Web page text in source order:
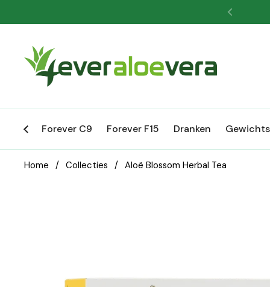
Vorige
Forever C9 Forever F15 Dranken
Home / Collecties / Aloë Blossom Herbal Tea